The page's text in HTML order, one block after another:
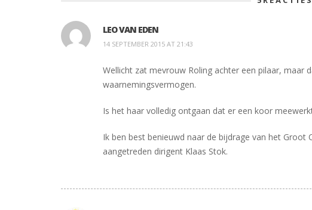
LEO VAN EDEN
14 SEPTEMBER 2015 AT 21:43
Wellicht zat mevrouw Roling achter een pilaar,
waarnemingsvermogen.
Is het haar volledig ontgaan dat er een koor
Ik ben best benieuwd naar de bijdrage van het
aangetreden dirigent Klaas Stok.